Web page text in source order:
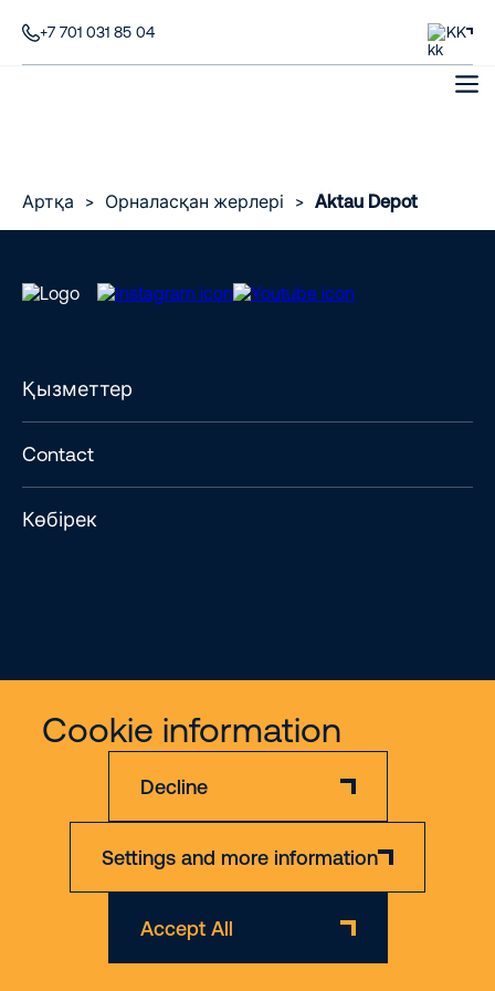
Cookie information
Decline
Settings and more information
Accept All
+7 701 031 85 04 KK
Артқа > Орналасқан жерлері > Aktau Depot
Қызметтер
Contact
Көбірек
© 2026 Riwal - All rights reserved